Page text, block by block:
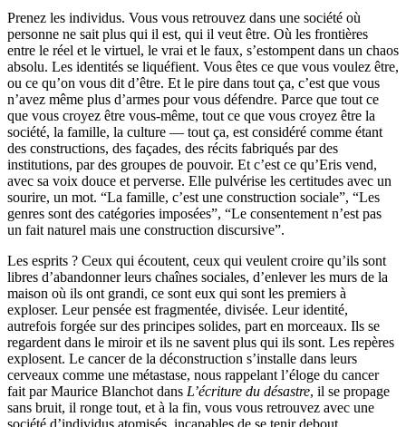
Prenez les individus. Vous vous retrouvez dans une société où
personne ne sait plus qui il est, qui il veut être. Où les frontières
entre le réel et le virtuel, le vrai et le faux, s’estompent dans un chaos
absolu. Les identités se liquéfient. Vous êtes ce que vous voulez être,
ou ce qu’on vous dit d’être. Et le pire dans tout ça, c’est que vous
n’avez même plus d’armes pour vous défendre. Parce que tout ce
que vous croyez être vous-même, tout ce que vous croyez être la
société, la famille, la culture — tout ça, est considéré comme étant
des constructions, des façades, des récits fabriqués par des
institutions, par des groupes de pouvoir. Et c’est ce qu’Eris vend,
avec sa voix douce et perverse. Elle pulvérise les certitudes avec un
sourire, un mot. “La famille, c’est une construction sociale”, “Les
genres sont des catégories imposées”, “Le consentement n’est pas
un fait naturel mais une construction discursive”.
Les esprits ? Ceux qui écoutent, ceux qui veulent croire qu’ils sont
libres d’abandonner leurs chaînes sociales, d’enlever les murs de la
maison où ils ont grandi, ce sont eux qui sont les premiers à
exploser. Leur pensée est fragmentée, divisée. Leur identité,
autrefois forgée sur des principes solides, part en morceaux. Ils se
regardent dans le miroir et ils ne savent plus qui ils sont. Les repères
explosent. Le cancer de la déconstruction s’installe dans leurs
cerveaux comme une métastase, nous rappelant l’éloge du cancer
fait par Maurice Blanchot dans L’écriture du désastre, il se propage
sans bruit, il ronge tout, et à la fin, vous vous retrouvez avec une